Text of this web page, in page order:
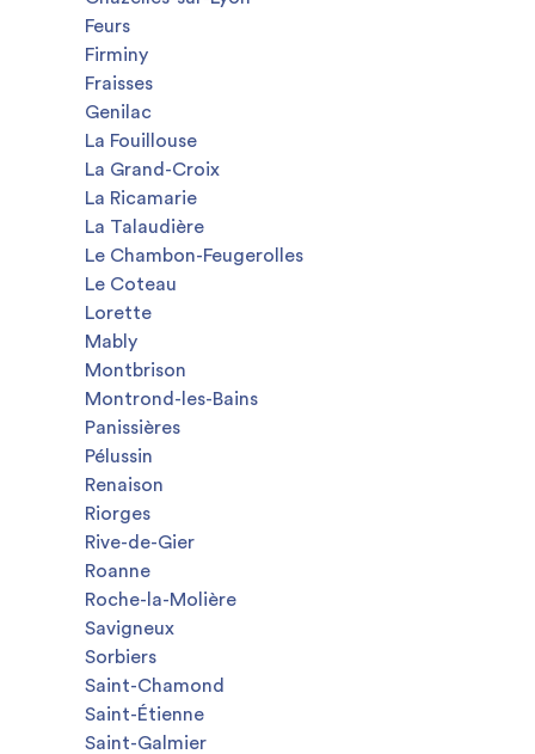
Feurs
Firminy
Fraisses
Genilac
La Fouillouse
La Grand-Croix
La Ricamarie
La Talaudière
Le Chambon-Feugerolles
Le Coteau
Lorette
Mably
Montbrison
Montrond-les-Bains
Panissières
Pélussin
Renaison
Riorges
Rive-de-Gier
Roanne
Roche-la-Molière
Savigneux
Sorbiers
Saint-Chamond
Saint-Étienne
Saint-Galmier